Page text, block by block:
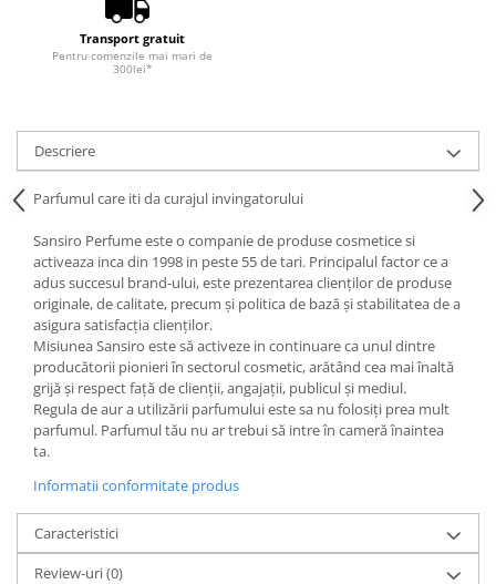
Transport gratuit
Pentru comenzile mai mari de
300lei*
Descriere
Parfumul care iti da curajul invingatorului
Sansiro Perfume este o companie de produse cosmetice si
activeaza inca din 1998 in peste 55 de tari. Principalul factor ce a
adus succesul brand-ului, este prezentarea clienților de produse
originale, de calitate, precum și politica de bază și stabilitatea de a
asigura satisfacția clienților.
Misiunea Sansiro este să activeze in continuare ca unul dintre
producătorii pionieri în sectorul cosmetic, arătând cea mai înaltă
grijă și respect față de clienții, angajații, publicul și mediul.
Regula de aur a utilizării parfumului este sa nu folosiți prea mult
parfumul. Parfumul tău nu ar trebui să intre în cameră înaintea
ta.
Informatii conformitate produs
Caracteristici
Review-uri(0)